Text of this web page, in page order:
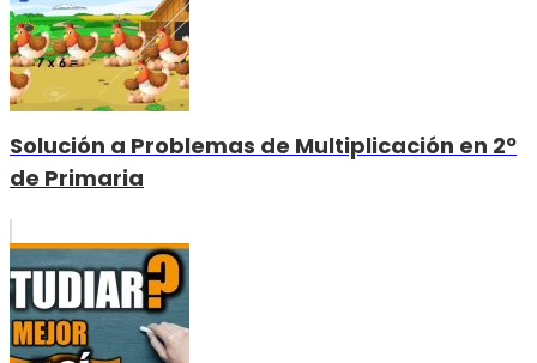
Solución a Problemas de Multiplicación en 2º
de Primaria